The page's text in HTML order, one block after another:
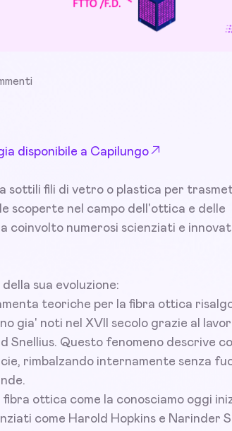
disponibile a Capilungo
sottili fili di vetro o plastica per
scoperte nel campo dell'ottica e delle
coinvolto numerosi scienziati e
sua evoluzione:
teoriche per la fibra ottica
gia' noti nel XVII secolo grazie al
Snellius. Questo fenomeno descrive
rimbalzando internamente senza
fibra ottica come la conosciamo oggi
come Harold Hopkins e Narinder